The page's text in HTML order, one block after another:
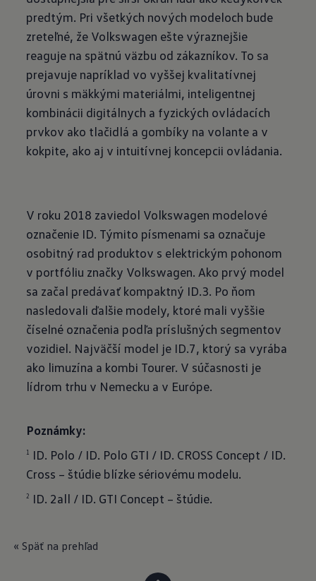
predtým. Pri všetkých nových modeloch bude
zreteľné, že Volkswagen ešte výraznejšie
reaguje na spätnú väzbu od zákazníkov. To sa
prejavuje napríklad vo vyššej kvalitatívnej
úrovni s mäkkými materiálmi, inteligentnej
kombinácii digitálnych a fyzických ovládacích
prvkov ako tlačidlá a gombíky na volante a v
kokpite, ako aj v intuitívnej koncepcii ovládania.
V roku 2018 zaviedol Volkswagen modelové
označenie ID. Týmito písmenami sa označuje
osobitný rad produktov s elektrickým pohonom
v portfóliu značky Volkswagen. Ako prvý model
sa začal predávať kompaktný ID.3. Po ňom
nasledovali ďalšie modely, ktoré mali vyššie
číselné označenia podľa príslušných segmentov
vozidiel. Najväčší model je ID.7, ktorý sa vyrába
ako limuzína a kombi Tourer. V súčasnosti je
lídrom trhu v Nemecku a v Európe.
Poznámky:
1
ID. Polo / ID. Polo GTI / ID. CROSS Concept / ID.
Cross – štúdie blízke sériovému modelu.
2 ID. 2all / ID. GTI Concept – štúdie.
« Späť na prehľad